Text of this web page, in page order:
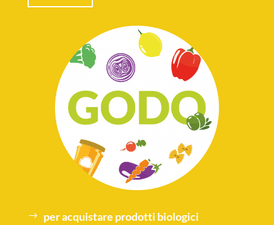
per acquistare prodotti biologici